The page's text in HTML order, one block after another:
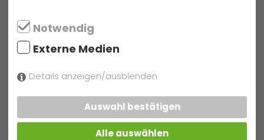
Erhalte ich einen Platz in meiner
Wunsch-AG?
oder mehreren AG-Terminen
Notwendig
Externe Medien
Details anzeigen/ausblenden
Auswahl bestätigen
Alle auswählen